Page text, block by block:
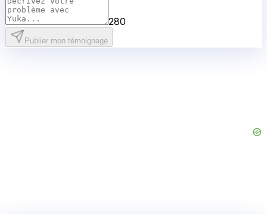
280
Publier mon témoignage